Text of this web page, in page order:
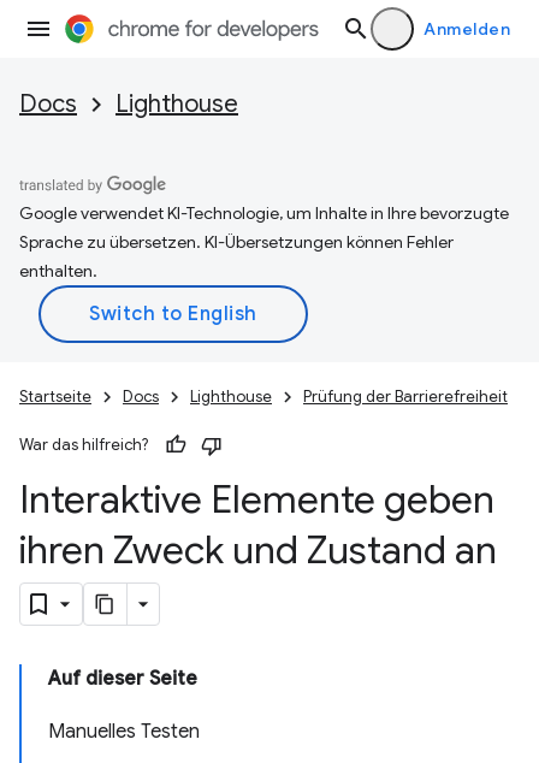
Anmelden
Docs Lighthouse
Google verwendet KI-Technologie, um Inhalte in Ihre bevorzugte
Sprache zu übersetzen. KI-Übersetzungen können Fehler
enthalten.
Startseite Docs Lighthouse Prüfung der Barrierefreiheit
War das hilfreich?
Interaktive Elemente geben
ihren Zweck und Zustand an
Auf dieser Seite
Manuelles Testen